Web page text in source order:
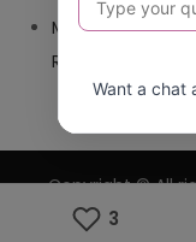
Mariana Pozoen
REPUBLICA
Copyright © All
3
Want a chat